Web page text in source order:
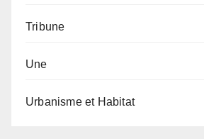
Tribune
Une
Urbanisme et Habitat